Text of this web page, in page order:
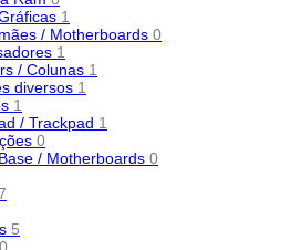
1
/ Motherboards 0
1
/ Colunas 1
diversos 1
1
/ Trackpad 1
0
/ Motherboards 0
5
0